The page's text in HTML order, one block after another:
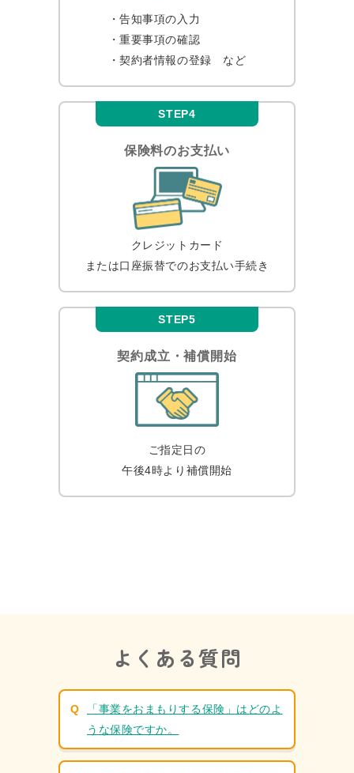
・告知事項の入力
・重要事項の確認
・契約者情報の登録 など
STEP4
保険料のお支払い
クレジットカード
または口座振替でのお支払い手続き
STEP5
契約成立・補償開始
ご指定日の
午後4時より補償開始
よくある質問
「事業をおまもりする保険」はどのよ
うな保険ですか。